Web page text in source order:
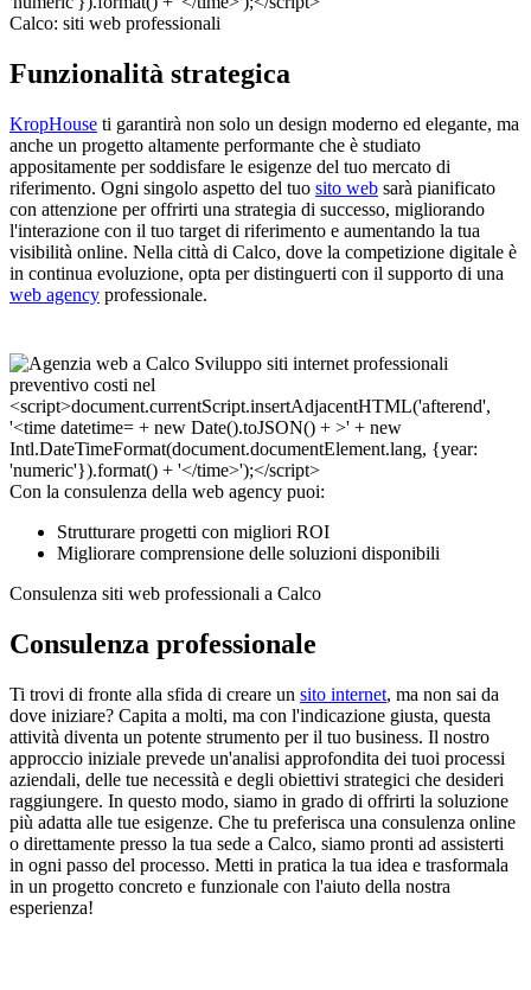
Calco: siti web professionali
Funzionalità strategica
KropHouse ti garantirà non solo un design moderno ed elegante, ma
anche un progetto altamente performante che è studiato
appositamente per soddisfare le esigenze del tuo mercato di
riferimento. Ogni singolo aspetto del tuo sito web sarà pianificato
con attenzione per offrirti una strategia di successo, migliorando
l'interazione con il tuo target di riferimento e aumentando la tua
visibilità online. Nella città di Calco, dove la competizione digitale è
in continua evoluzione, opta per distinguerti con il supporto di una
web agency professionale.
Con la consulenza della web agency puoi:
Strutturare progetti con migliori ROI
Migliorare comprensione delle soluzioni disponibili
Consulenza siti web professionali a Calco
Consulenza professionale
Ti trovi di fronte alla sfida di creare un sito internet, ma non sai da
dove iniziare? Capita a molti, ma con l'indicazione giusta, questa
attività diventa un potente strumento per il tuo business. Il nostro
approccio iniziale prevede un'analisi approfondita dei tuoi processi
aziendali, delle tue necessità e degli obiettivi strategici che desideri
raggiungere. In questo modo, siamo in grado di offrirti la soluzione
più adatta alle tue esigenze. Che tu preferisca una consulenza online
o direttamente presso la tua sede a Calco, siamo pronti ad assisterti
in ogni passo del processo. Metti in pratica la tua idea e trasformala
in un progetto concreto e funzionale con l'aiuto della nostra
esperienza!